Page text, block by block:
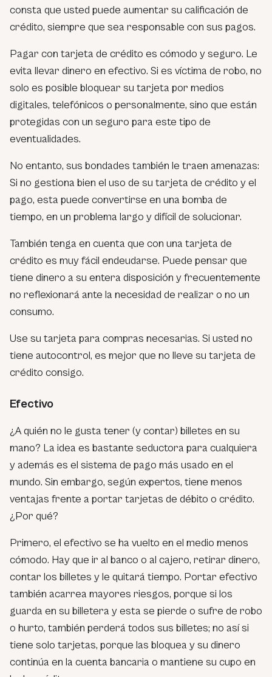
consta que usted puede aumentar su calificación de
crédito, siempre que sea responsable con sus pagos.
Pagar con tarjeta de crédito es cómodo y seguro. Le
evita llevar dinero en efectivo. Si es víctima de robo, no
solo es posible bloquear su tarjeta por medios
digitales, telefónicos o personalmente, sino que están
protegidas con un seguro para este tipo de
eventualidades.
No entanto, sus bondades también le traen amenazas:
Si no gestiona bien el uso de su tarjeta de crédito y el
pago, esta puede convertirse en una bomba de
tiempo, en un problema largo y difícil de solucionar.
También tenga en cuenta que con una tarjeta de
crédito es muy fácil endeudarse. Puede pensar que
tiene dinero a su entera disposición y frecuentemente
no reflexionará ante la necesidad de realizar o no un
consumo.
Use su tarjeta para compras necesarias. Si usted no
tiene autocontrol, es mejor que no lleve su tarjeta de
crédito consigo.
Efectivo
¿A quién no le gusta tener (y contar) billetes en su
mano? La idea es bastante seductora para cualquiera
y además es el sistema de pago más usado en el
mundo. Sin embargo, según expertos, tiene menos
ventajas frente a portar tarjetas de débito o crédito.
¿Por qué?
Primero, el efectivo se ha vuelto en el medio menos
cómodo. Hay que ir al banco o al cajero, retirar dinero,
contar los billetes y le quitará tiempo. Portar efectivo
también acarrea mayores riesgos, porque si los
guarda en su billetera y esta se pierde o sufre de robo
o hurto, también perderá todos sus billetes; no así si
tiene solo tarjetas, porque las bloquea y su dinero
continúa en la cuenta bancaria o mantiene su cupo en